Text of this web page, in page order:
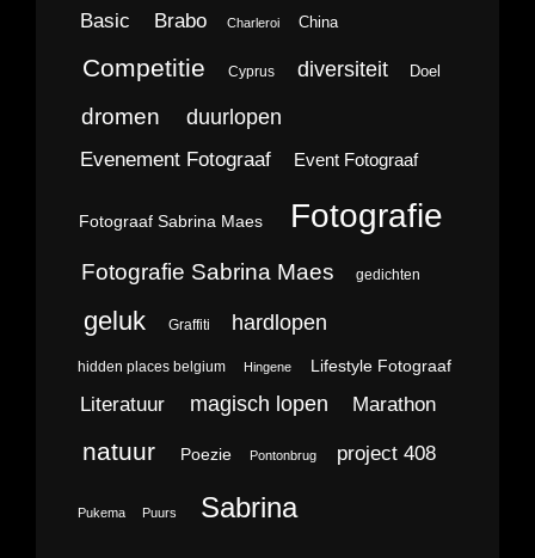
Basic Brabo Charleroi China
Competitie Cyprus diversiteit Doel
dromen duurlopen
Evenement Fotograaf Event Fotograaf
Fotograaf Sabrina Maes Fotografie
Fotografie Sabrina Maes gedichten
geluk Graffiti hardlopen
hidden places belgium Hingene Lifestyle Fotograaf
Literatuur magisch lopen Marathon
natuur Poezie Pontonbrug project 408
Pukema Puurs Sabrina